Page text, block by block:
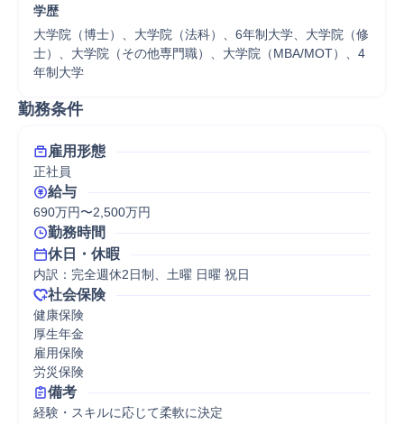
学歴
大学院（博士）、大学院（法科）、6年制大学、大学院（修
士）、大学院（その他専門職）、大学院（MBA/MOT）、4
年制大学
勤務条件
雇用形態
正社員
給与
690万円〜2,500万円
勤務時間
休日・休暇
内訳：完全週休2日制、土曜 日曜 祝日
社会保険
健康保険
厚生年金
雇用保険
労災保険
備考
経験・スキルに応じて柔軟に決定